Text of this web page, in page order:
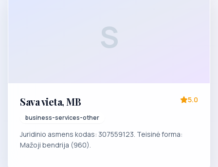
S
Sava vieta, MB
business-services-other
5.0
Juridinio asmens kodas: 307559123. Teisinė forma:
Mažoji bendrija (960).